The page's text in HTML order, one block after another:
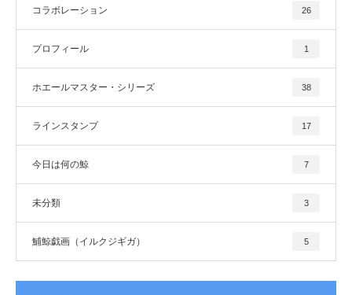
コラボレーション 26
プロフィール 1
ホエールマスター・シリーズ 38
ラインスタンプ 17
今日は何の鯨 7
未分類 3
鯆鯨戯画（イルクジギガ） 5